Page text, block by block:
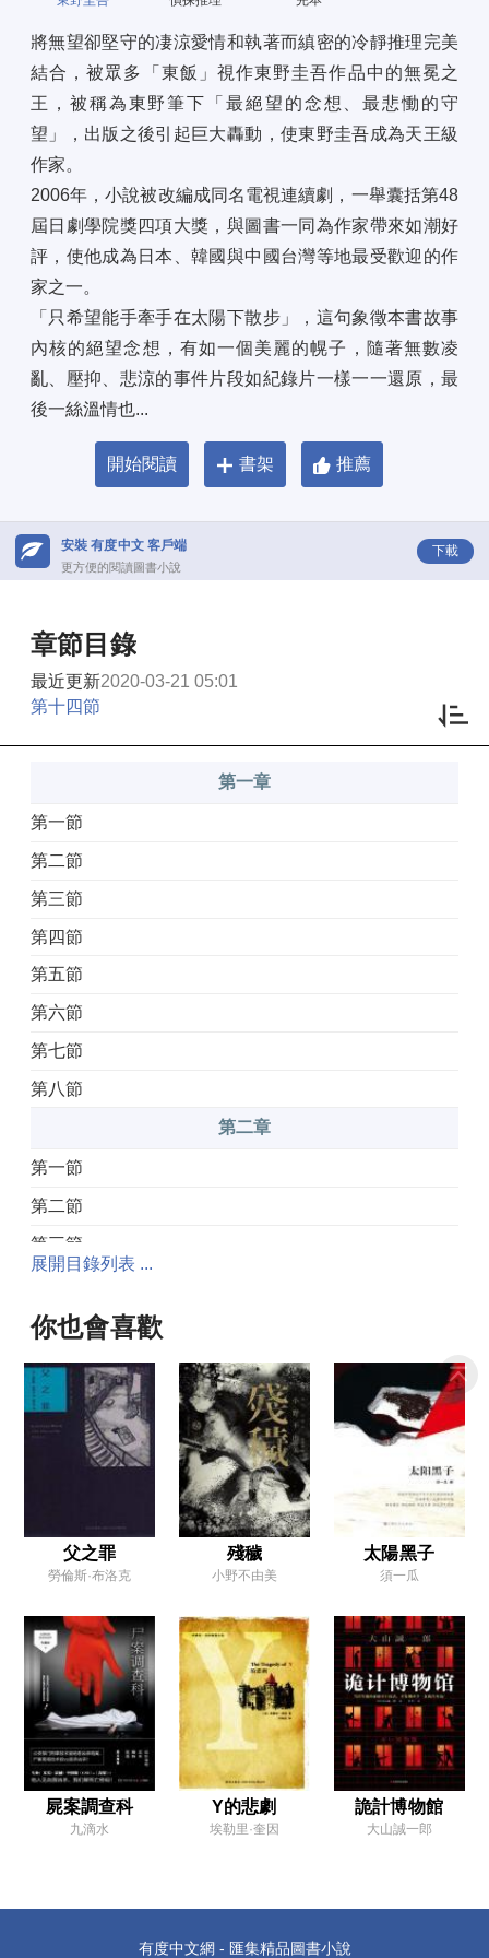
將無望卻堅守的凄涼愛情和執著而縝密的冷靜推理完美
結合，被眾多「東飯」視作東野圭吾作品中的無冕之
王，被稱為東野筆下「最絕望的念想、最悲慟的守
望」，出版之後引起巨大轟動，使東野圭吾成為天王級
作家。
2006年，小說被改編成同名電視連續劇，一舉囊括第48
屆日劇學院獎四項大獎，與圖書一同為作家帶來如潮好
評，使他成為日本、韓國與中國台灣等地最受歡迎的作
家之一。
「只希望能手牽手在太陽下散步」，這句象徵本書故事
內核的絕望念想，有如一個美麗的幌子，隨著無數凌
亂、壓抑、悲涼的事件片段如紀錄片一樣一一還原，最
後一絲溫情也...
開始閱讀 書架 推薦
安裝 有度中文 客戶端
更方便的閱讀圖書小說
下載
章節目錄
最近更新2020-03-21 05:01
第十四節
第一章
第一節
第二節
第三節
第四節
第五節
第六節
第七節
第八節
第二章
第一節
第二節
第三節
第五節
第七節
第八節
第三章
第一節
第三節
第四節
第五節
第六節
第七節
第八節
展開目錄列表 ...
你也會喜歡
父之罪
勞倫斯·布洛克
殘穢
小野不由美
太陽黑子
須一瓜
屍案調查科
九滴水
Y的悲劇
埃勒里·奎因
詭計博物館
大山誠一郎
有度中文網 - 匯集精品圖書小說